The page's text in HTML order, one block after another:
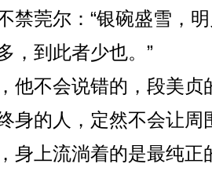
禁莞尔：“银碗盛雪，
，到此者少也。”
他不会说错的，段美贞
身的人，定然不会让周
身上流淌着的是最纯正